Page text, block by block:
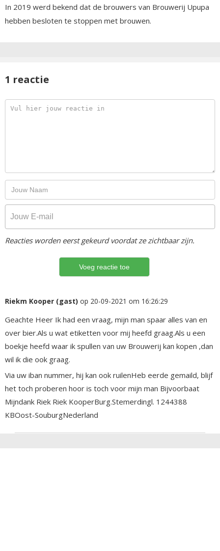
In 2019 werd bekend dat de brouwers van Brouwerij Upupa
hebben besloten te stoppen met brouwen.
1 reactie
Reacties worden eerst gekeurd voordat ze zichtbaar zijn.
Riekm Kooper (gast) op 20-09-2021 om 16:26:29
Geachte Heer Ik had een vraag, mijn man spaar alles van en
over bier.Als u wat etiketten voor mij heefd graag.Als u een
boekje heefd waar ik spullen van uw Brouwerij kan kopen ,dan
wil ik die ook graag.
Via uw iban nummer, hij kan ook ruilenHeb eerde gemaild, blijf
het toch proberen hoor is toch voor mijn man Bijvoorbaat
Mijndank Riek Riek KooperBurg.Stemerdingl. 1244388
KBOost-SouburgNederland